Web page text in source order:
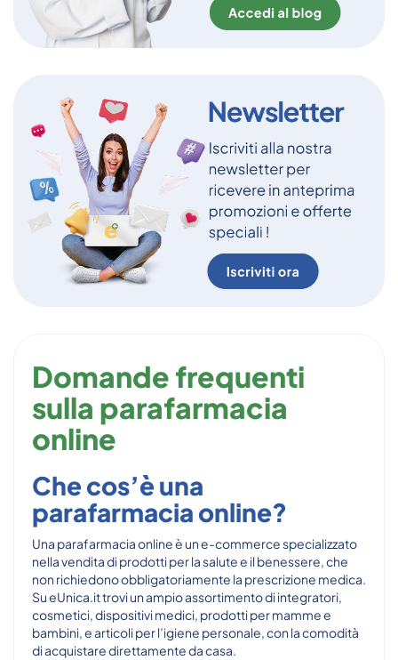
Domande frequenti
sulla parafarmacia
online
Che cos’è una
parafarmacia online?
Una parafarmacia online è un e-commerce specializzato
nella vendita di prodotti per la salute e il benessere, che
non richiedono obbligatoriamente la prescrizione medica.
Su eUnica.it trovi un ampio assortimento di integratori,
cosmetici, dispositivi medici, prodotti per mamme e
bambini, e articoli per l’igiene personale, con la comodità
di acquistare direttamente da casa.